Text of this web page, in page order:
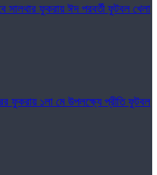
সালথার ফুকরায় ঈদ পরবর্তী ফুটবল খেলা
ফুকরায় ১লা মে উপলক্ষ্যে প্রীতি ফুটবল